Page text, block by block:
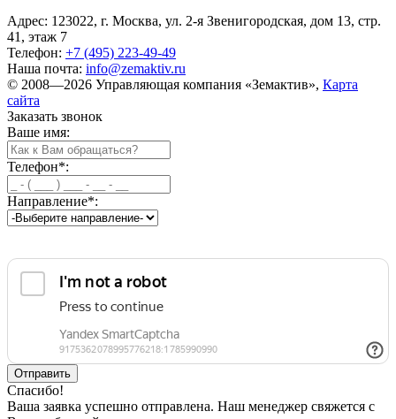
Адрес: 123022, г. Москва, ул. 2-я Звенигородская, дом 13, стр.
41, этаж 7
Телефон: +7 (495) 223-49-49
Наша почта: info@zemaktiv.ru
© 2008—2026 Управляющая компания «Земактив», Карта
сайта
Заказать звонок
Ваше имя:
Телефон*:
Направление*:
Спасибо!
Ваша заявка успешно отправлена. Наш менеджер свяжется с